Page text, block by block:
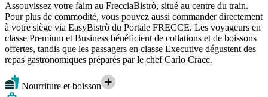
Assouvissez votre faim au FrecciaBistrò, situé au centre du train.
Pour plus de commodité, vous pouvez aussi commander directement
à votre siège via EasyBistrò du Portale FRECCE. Les voyageurs en
classe Premium et Business bénéficient de collations et de boissons
offertes, tandis que les passagers en classe Executive dégustent des
repas gastronomiques préparés par le chef Carlo Cracc.
Nourriture et boisson